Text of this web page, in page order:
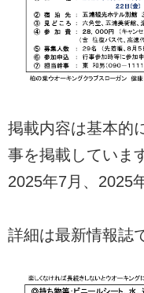
掲載内容は基本的
事を掲載していま
2025年7月、2025
詳細は最新情報誌